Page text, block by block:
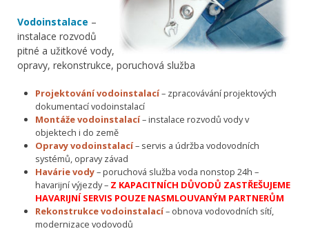
Vodoinstalace –
instalace rozvodů
pitné a užitkové vody,
opravy, rekonstrukce, poruchová služba
Projektování vodoinstalací– zpracovávání projektových
dokumentací vodoinstalací
Montáže vodoinstalací– instalace rozvodů vody v
objektech i do země
Opravy vodoinstalací– servis a údržba vodovodních
systémů, opravy závad
Havárie vody– poruchová služba voda nonstop 24h –
havarijní výjezdy – Z KAPACITNÍCH DŮVODŮ ZASTŘEŠUJEME
HAVARIJNÍ SERVIS POUZE NASMLOUVANÝM PARTNERŮM
Rekonstrukce vodoinstalací– obnova vodovodních sítí,
modernizace vodovodů